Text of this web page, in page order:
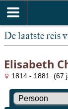
De laatste reis
Elisabeth
1814 - 1881 (67